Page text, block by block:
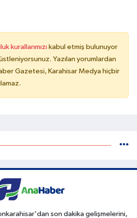
kurallarımızı kabul etmiş bulunuyor
Yazılan yorumlardan
Gazetesi, Karahisar Medya hiçbir
son dakika gelişmelerini,